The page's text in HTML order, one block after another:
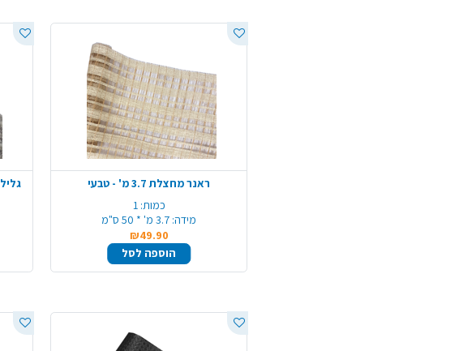
ראנר מחצלת 3.7 מ' - טבעי
כמות: 1
מידה: 3.7 מ' * 50 ס"מ
₪49.90
הוספה לסל